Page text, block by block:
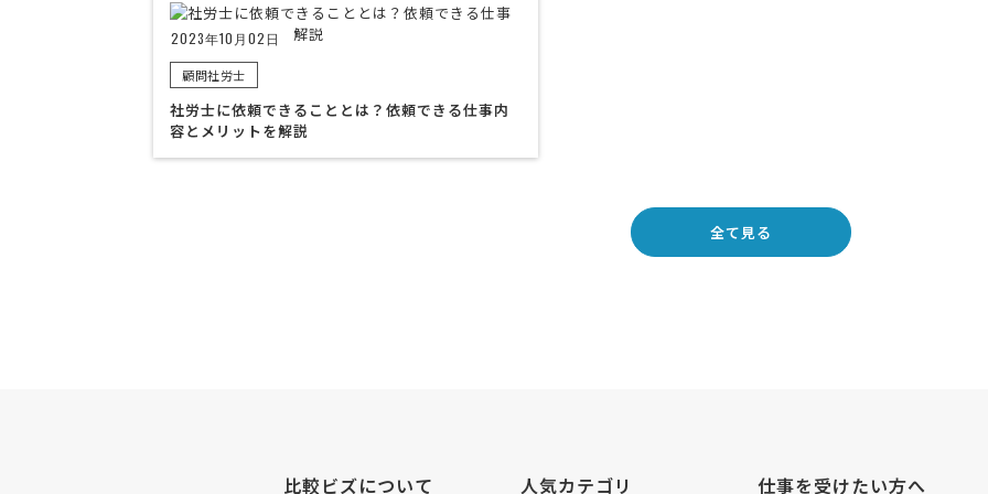
2023年10月02日
顧問社労士
社労士に依頼できることとは？依頼できる仕事内
容とメリットを解説
全て見る
比較ビズについて 人気カテゴリ 仕事を受けたい方へ